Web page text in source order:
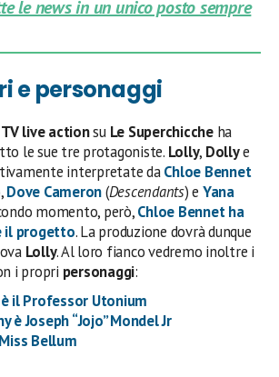
le news in un unico posto sempre
e personaggi
live actionsu Le Superchiccheha
le sue tre protagoniste. Lolly, Dollye
interpretate daChloe Bennet
Dove Cameron(Descendants) e Yana
momento, però,Chloe Bennetha
il progetto. La produzione dovrà dunque
Lolly. Al loro fianco vedremo inoltre i
i propri personaggi:
il Professor Utonium
è Joseph “Jojo” Mondel Jr
Bellum